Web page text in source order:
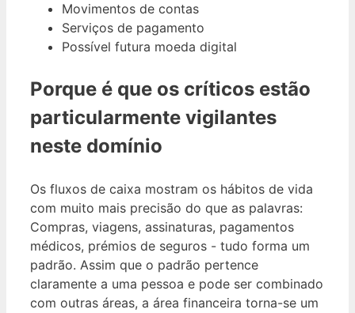
Movimentos de contas
Serviços de pagamento
Possível futura moeda digital
Porque é que os críticos estão
particularmente vigilantes
neste domínio
Os fluxos de caixa mostram os hábitos de vida
com muito mais precisão do que as palavras:
Compras, viagens, assinaturas, pagamentos
médicos, prémios de seguros - tudo forma um
padrão. Assim que o padrão pertence
claramente a uma pessoa e pode ser combinado
com outras áreas, a área financeira torna-se um